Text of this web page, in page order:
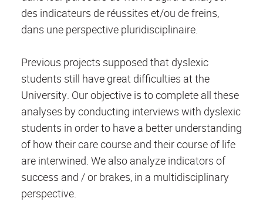
des indicateurs de réussites et/ou de freins,
dans une perspective pluridisciplinaire.
Previous projects supposed that dyslexic
students still have great difficulties at the
University. Our objective is to complete all these
analyses by conducting interviews with dyslexic
students in order to have a better understanding
of how their care course and their course of life
are interwined. We also analyze indicators of
success and / or brakes, in a multidisciplinary
perspective.